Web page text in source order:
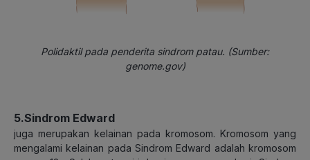
Polidaktil pada penderita sindrom patau. (Sumber:
genome.gov)
5.Sindrom Edward
juga merupakan kelainan pada kromosom. Kromosom yang
mengalami kelainan pada Sindrom Edward adalah kromosom